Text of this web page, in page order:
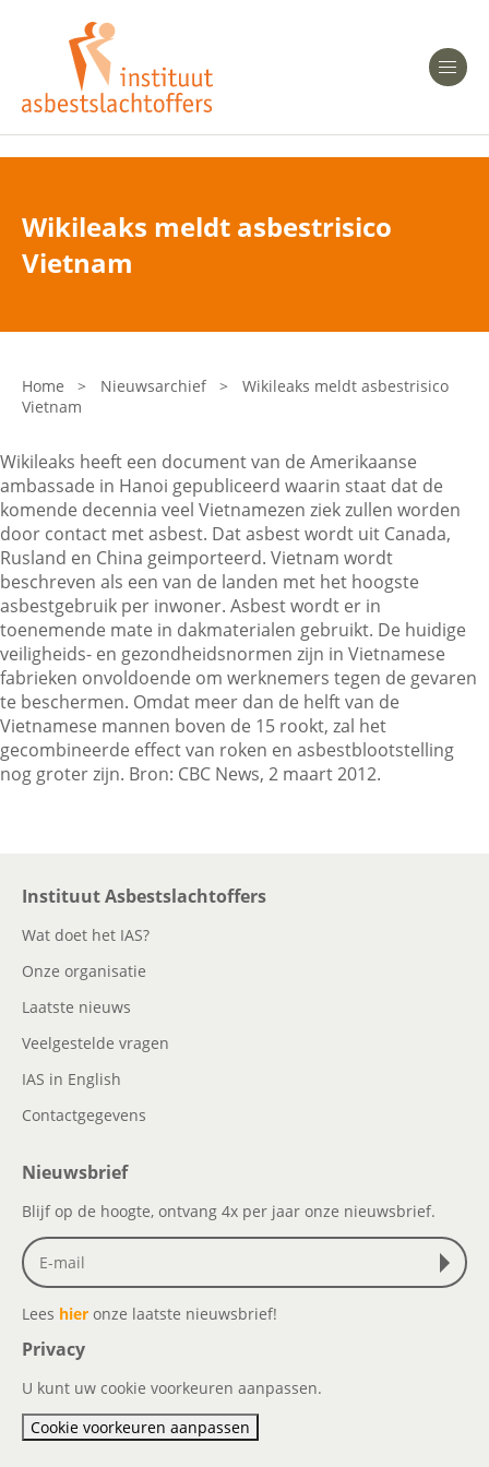
Heeft u Mesothelioom?
Heeft u Asbestose?
Bent u arts?
Asbest en Gezondheid
Laatste nieuws
Onze organisatie
Veelgestelde vragen
Contactgegevens
Zoeken
Wikileaks meldt asbestrisico
Vietnam
Home > Nieuwsarchief >
Wikileaks meldt asbestrisico
Vietnam
Wikileaks heeft een document van de Amerikaanse
ambassade in Hanoi gepubliceerd waarin staat dat de
komende decennia veel Vietnamezen ziek zullen worden
door contact met asbest. Dat asbest wordt uit Canada,
Rusland en China geimporteerd. Vietnam wordt
beschreven als een van de landen met het hoogste
asbestgebruik per inwoner. Asbest wordt er in
toenemende mate in dakmaterialen gebruikt. De huidige
veiligheids- en gezondheidsnormen zijn in Vietnamese
fabrieken onvoldoende om werknemers tegen de gevaren
te beschermen. Omdat meer dan de helft van de
Vietnamese mannen boven de 15 rookt, zal het
gecombineerde effect van roken en asbestblootstelling
nog groter zijn. Bron: CBC News, 2 maart 2012.
Instituut Asbestslachtoffers
Wat doet het IAS?
Onze organisatie
Laatste nieuws
Veelgestelde vragen
IAS in English
Contactgegevens
Nieuwsbrief
Blijf op de hoogte, ontvang 4x per jaar onze nieuwsbrief.
Lees hier onze laatste nieuwsbrief!
Privacy
U kunt uw cookie voorkeuren aanpassen.
Cookie voorkeuren aanpassen